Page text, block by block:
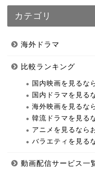
カテゴリ
海外ドラマ
比較ランキング
国内映画を見るな
国内ドラマを見る
海外映画を見るな
韓流ドラマを見る
アニメを見るなら
バラエティを見る
動画配信サービス一